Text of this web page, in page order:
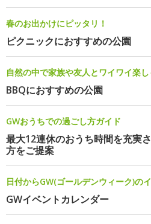
春のお出かけにピッタリ！
ピクニックにおすすめの公園
自然の中で家族や友人とワイワイ楽し
BBQにおすすめの公園
GWおうちでの過ごし方ガイド
最大12連休のおうち時間を充実
方をご提案
日付からGW(ゴールデンウィーク)の
GWイベントカレンダー